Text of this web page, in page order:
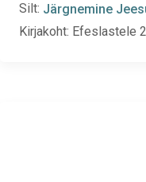
Silt: Järgnemine
Kirjakoht: Efeslastele